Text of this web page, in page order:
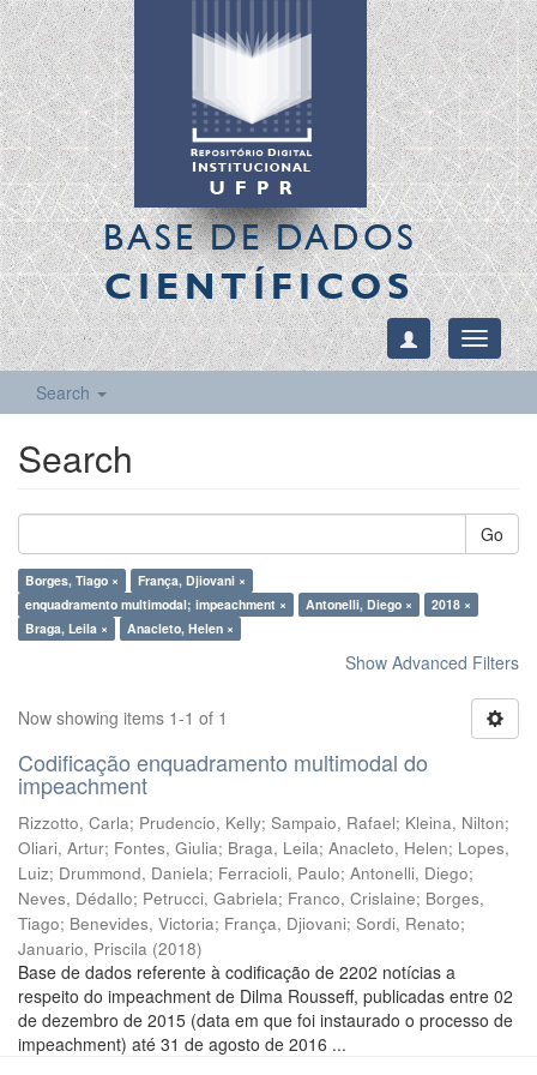
BASE DE DADOS
CIENTÍFICOS
Toggle
Search
Search
Go
Borges, Tiago ×
França, Djiovani ×
enquadramento multimodal; impeachment ×
Antonelli, Diego ×
2018 ×
Braga, Leila ×
Anacleto, Helen ×
Show Advanced Filters
Now showing items 1-1 of 1
Codificação enquadramento multimodal do
impeachment
Rizzotto, Carla; Prudencio, Kelly; Sampaio, Rafael; Kleina, Nilton;
Oliari, Artur; Fontes, Giulia; Braga, Leila; Anacleto, Helen; Lopes,
Luiz; Drummond, Daniela; Ferracioli, Paulo; Antonelli, Diego;
Neves, Dédallo; Petrucci, Gabriela; Franco, Crislaine; Borges,
Tiago; Benevides, Victoria; França, Djiovani; Sordi, Renato;
Januario, Priscila (2018)
Base de dados referente à codificação de 2202 notícias a
respeito do impeachment de Dilma Rousseff, publicadas entre 02
de dezembro de 2015 (data em que foi instaurado o processo de
impeachment) até 31 de agosto de 2016 ...